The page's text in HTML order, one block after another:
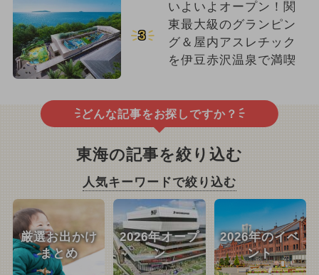
3
いよいよオープン！関
東最大級のグランピン
グ＆屋内アスレチック
を伊豆赤沢温泉で満喫
どんな記事をお探しですか？
東海の記事を絞り込む
人気キーワードで絞り込む
厳選お出かけ
まとめ
2026年オープ
ン
2026年のイベ
ント